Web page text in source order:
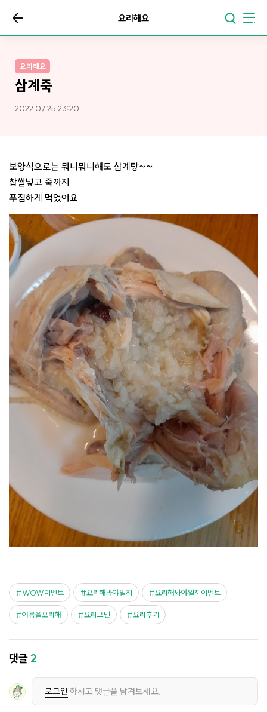
요리해요
요리해요
삼계죽
2022.07.25 23:20
보양식으로는 뭐니뭐니해도 삼계탕~~
찹쌀넣고 죽까지
푸짐하게 먹었어요
WOW이벤트 요리해봐야알지 요리해봐야알지이벤트
여름을요리해 요리고민 요리후기
댓글2
로그인 하시고 댓글을 남겨보세요.